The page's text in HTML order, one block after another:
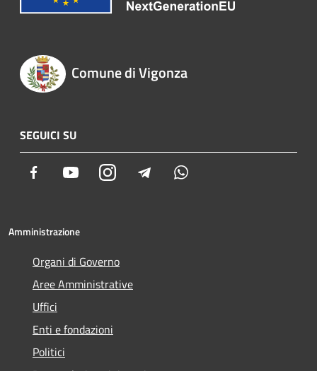
Comune di Vigonza
SEGUICI SU
Facebook YoutubeInstagram Telegram
Amministrazione
Organi di Governo
Aree Amministrative
Uffici
Enti e fondazioni
Politici